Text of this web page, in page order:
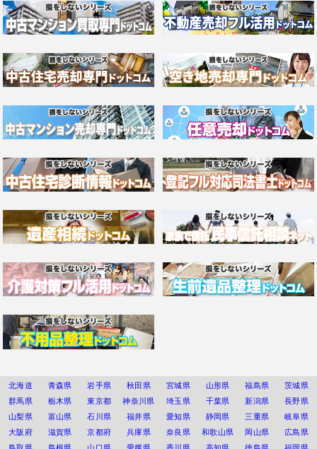
北海道 青森県 岩手県 秋田県 宮城県 山形県 福島県
茨城県
群馬県
栃木県 東京都 神奈川県 埼玉県 千葉県 新潟県
長野県
山梨県
富山県 石川県 福井県 愛知県 静岡県 三重県
岐阜県
大阪府
滋賀県 京都府 兵庫県 奈良県 和歌山県 岡山県
広島県
鳥取県
島根県 山口県 愛媛県 香川県 高知県 徳島県 福岡県